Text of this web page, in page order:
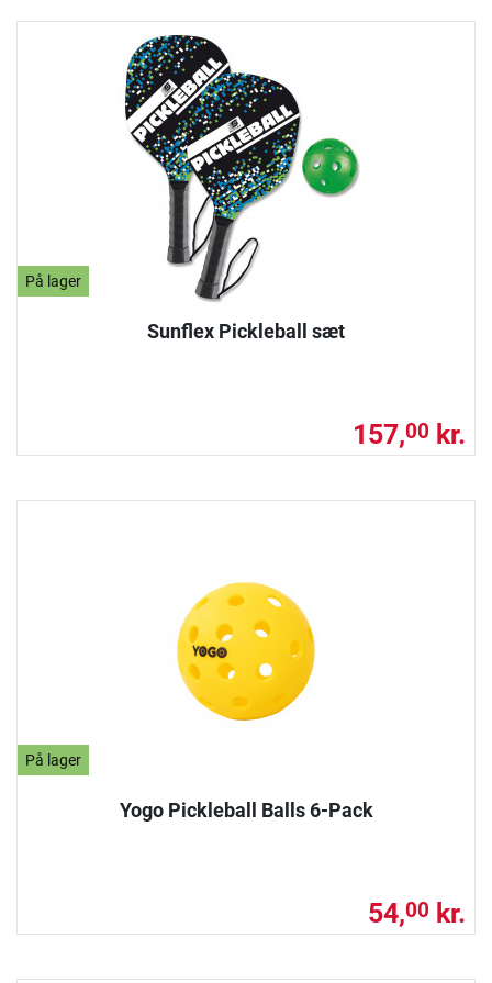
På lager
Sunflex Pickleball sæt
157,00 kr.
På lager
Yogo Pickleball Balls 6-Pack
54,00 kr.